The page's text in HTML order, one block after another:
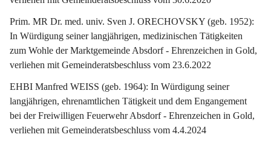
Prim. MR Dr. med. univ. Sven J. ORECHOVSKY (geb. 1952):
In Würdigung seiner langjährigen, medizinischen Tätigkeiten
zum Wohle der Marktgemeinde Absdorf - Ehrenzeichen in Gold,
verliehen mit Gemeinderatsbeschluss vom 23.6.2022
EHBI Manfred WEISS (geb. 1964): In Würdigung seiner
langjährigen, ehrenamtlichen Tätigkeit und dem Engangement
bei der Freiwilligen Feuerwehr Absdorf - Ehrenzeichen in Gold,
verliehen mit Gemeinderatsbeschluss vom 4.4.2024